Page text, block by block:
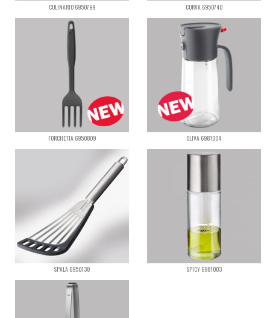
CULINARIO 6950799 CURVA 6950740
FORCHETTA 6950809 OLIVA 6981004
SPALA 6950738 SPICY 6981003